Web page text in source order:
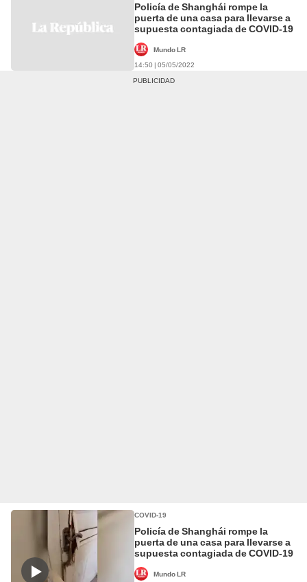
Policía de Shanghái rompe la
puerta de una casa para llevarse a
supuesta contagiada de COVID-19
Mundo LR
14:50 | 05/05/2022
COVID-19
Policía de Shanghái rompe la
puerta de una casa para llevarse a
supuesta contagiada de COVID-19
Mundo LR